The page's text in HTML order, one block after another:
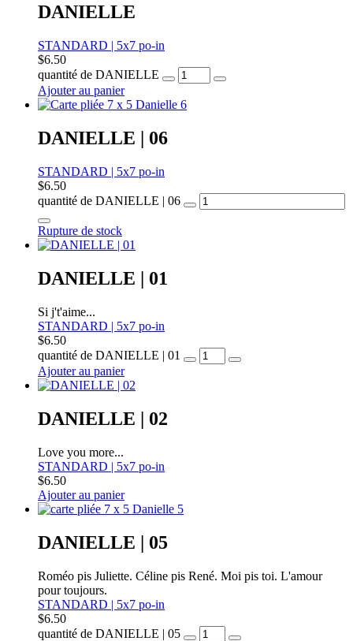
DANIELLE
STANDARD | 5x7 po-in
$6.50
quantité de DANIELLE
Ajouter au panier
DANIELLE | 06
STANDARD | 5x7 po-in
$6.50
quantité de DANIELLE | 06
Rupture de stock
DANIELLE | 01
Si j't'aime...
STANDARD | 5x7 po-in
$6.50
quantité de DANIELLE | 01
Ajouter au panier
DANIELLE | 02
Love you more...
STANDARD | 5x7 po-in
$6.50
Ajouter au panier
DANIELLE | 05
Roméo pis Juliette. Céline pis René. Moi pis toi. L'amour
pour toujours.
STANDARD | 5x7 po-in
$6.50
quantité de DANIELLE | 05